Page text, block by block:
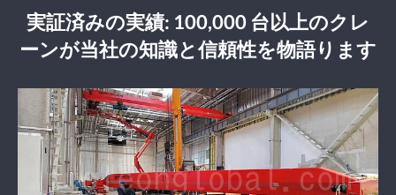
実証済みの実績: 100,000 台以上のクレ
ーンが当社の知識と信頼性を物語ります